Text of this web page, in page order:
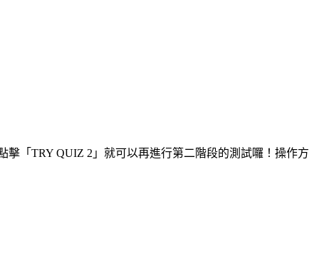
「TRY QUIZ 2」就可以再進行第二階段的測試囉！操作方